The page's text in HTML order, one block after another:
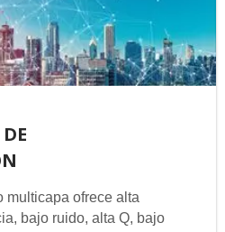
multicapa ofrece alta
bajo ruido, alta Q, bajo